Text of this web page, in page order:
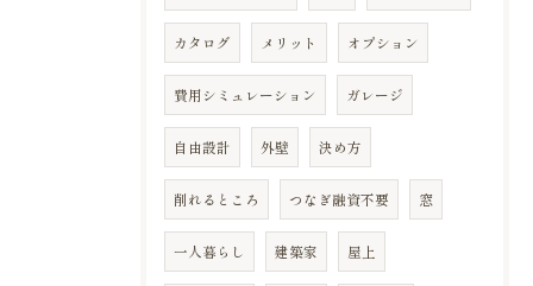
カタログ メリット オプション
費用シミュレーション ガレージ
自由設計 外壁 決め方
削れるところ つなぎ融資不要 窓
一人暮らし 建築家 屋上